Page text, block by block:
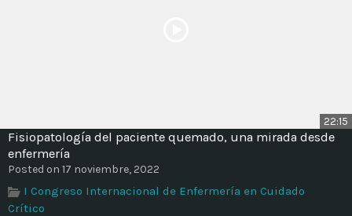
22:15
Fisiopatología del paciente quemado, una mirada desde
enfermería
Posted on 17 noviembre, 2022
I Congreso Internacional de Enfermería en Cuidado
Crítico